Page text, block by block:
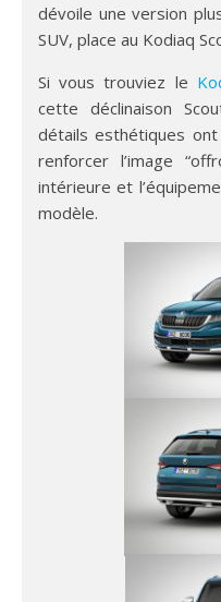
dévoile une version
SUV, place au Kodiaq
Si vous trouviez le
cette déclinaison
détails esthétiques
renforcer l’image
intérieure et
modèle.